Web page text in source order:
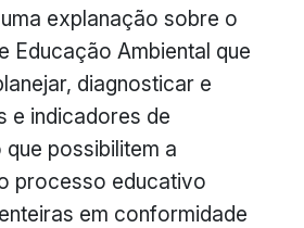
explanação sobre o
Educação Ambiental que
diagnosticar e
e indicadores de
possibilitem a
processo educativo
em conformidade